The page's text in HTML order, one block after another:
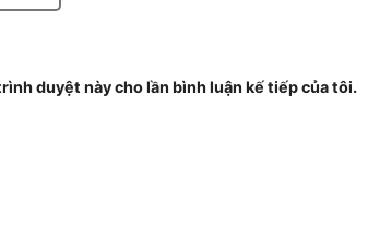
duyệt này cho lần bình luận kế tiếp của tôi.